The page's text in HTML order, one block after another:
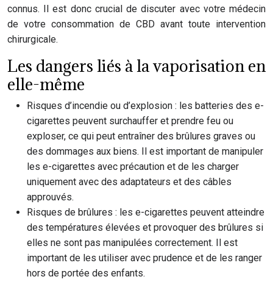
connus. Il est donc crucial de discuter avec votre médecin
de votre consommation de CBD avant toute intervention
chirurgicale.
Les dangers liés à la vaporisation en
elle-même
Risques d’incendie ou d’explosion : les batteries des e-
cigarettes peuvent surchauffer et prendre feu ou
exploser, ce qui peut entraîner des brûlures graves ou
des dommages aux biens. Il est important de manipuler
les e-cigarettes avec précaution et de les charger
uniquement avec des adaptateurs et des câbles
approuvés.
Risques de brûlures : les e-cigarettes peuvent atteindre
des températures élevées et provoquer des brûlures si
elles ne sont pas manipulées correctement. Il est
important de les utiliser avec prudence et de les ranger
hors de portée des enfants.